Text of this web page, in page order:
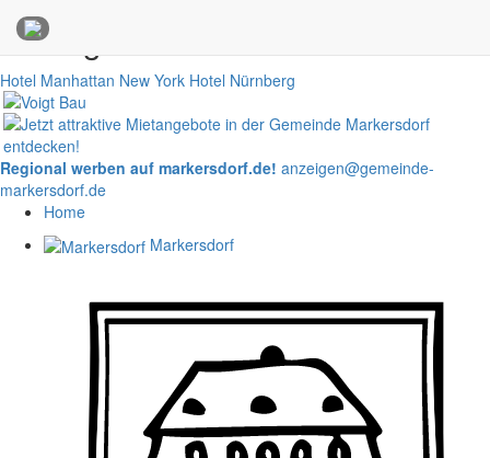
Anzeigen
Hotel Manhattan New York Hotel Nürnberg
Regional werben auf markersdorf.de! anzeigen@gemeinde-
markersdorf.de
Home
Markersdorf